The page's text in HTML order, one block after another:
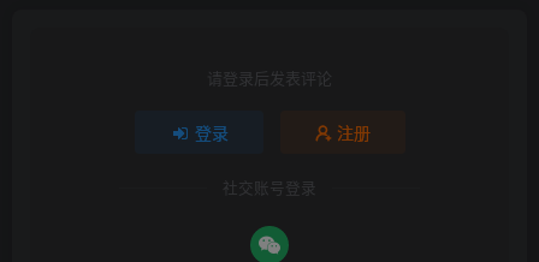
请登录后发表评论
登录 注册
社交账号登录